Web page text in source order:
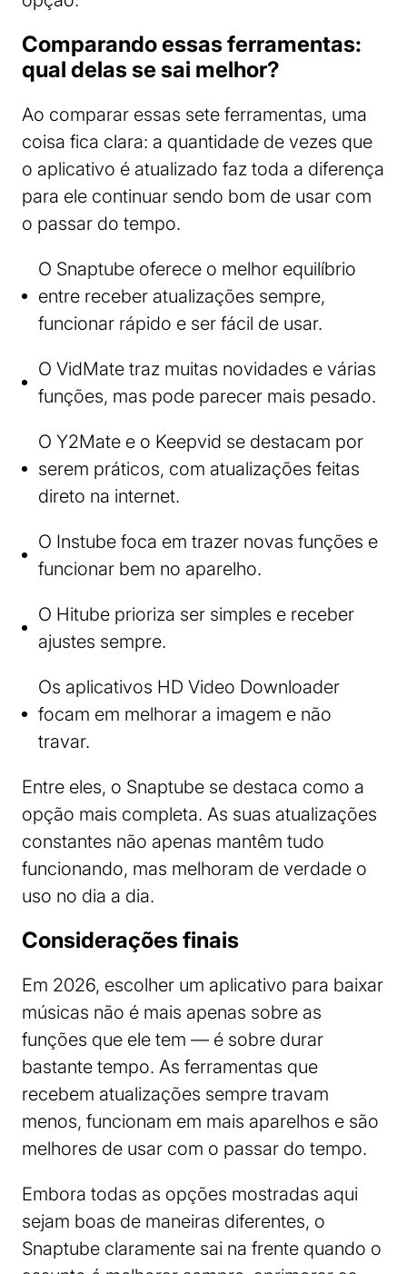
Comparando essas ferramentas:
qual delas se sai melhor?
Ao comparar essas sete ferramentas, uma
coisa fica clara: a quantidade de vezes que
o aplicativo é atualizado faz toda a diferença
para ele continuar sendo bom de usar com
o passar do tempo.
O Snaptube oferece o melhor equilíbrio
entre receber atualizações sempre,
funcionar rápido e ser fácil de usar.
O VidMate traz muitas novidades e várias
funções, mas pode parecer mais pesado.
O Y2Mate e o Keepvid se destacam por
serem práticos, com atualizações feitas
direto na internet.
O Instube foca em trazer novas funções e
funcionar bem no aparelho.
O Hitube prioriza ser simples e receber
ajustes sempre.
Os aplicativos HD Video Downloader
focam em melhorar a imagem e não
travar.
Entre eles, o Snaptube se destaca como a
opção mais completa. As suas atualizações
constantes não apenas mantêm tudo
funcionando, mas melhoram de verdade o
uso no dia a dia.
Considerações finais
Em 2026, escolher um aplicativo para baixar
músicas não é mais apenas sobre as
funções que ele tem — é sobre durar
bastante tempo. As ferramentas que
recebem atualizações sempre travam
menos, funcionam em mais aparelhos e são
melhores de usar com o passar do tempo.
Embora todas as opções mostradas aqui
sejam boas de maneiras diferentes, o
Snaptube claramente sai na frente quando o